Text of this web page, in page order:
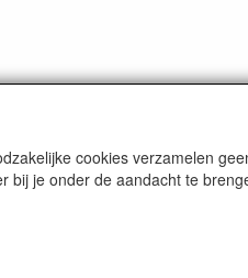
cookies verzamelen
je onder de aandacht te